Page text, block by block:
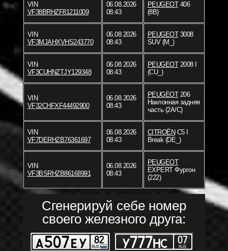
VIN
VF38BRHZF81211009
06.08.2026
08:43
PEUGEOT406
(8B)
VIN
VF3MJAHXVHS243770
06.08.2026
08:43
PEUGEOT3008
SUV (M_)
VIN
VF3CUHNZTJY129348
06.08.2026
08:43
PEUGEOT2008 I
(CU_)
VIN
VF32CHFXF44492900
06.08.2026
08:43
PEUGEOT206
Наклонная задняя
часть (2A/C)
VIN
VF7DERHZB76361697
06.08.2026
08:43
CITROËN C5 I
Break (DE_)
VIN
VF3BSRHZB86168991
06.08.2026
08:43
PEUGEOT
EXPERT Фургон
(222)
Сгенерируй себе номер
своего железного друга: